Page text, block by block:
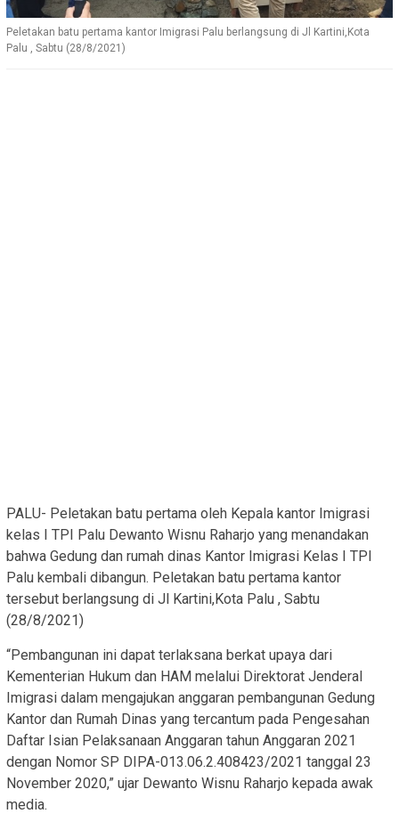
Peletakan batu pertama kantor Imigrasi Palu berlangsung di Jl Kartini,Kota
Palu , Sabtu (28/8/2021)
PALU- Peletakan batu pertama oleh Kepala kantor Imigrasi
kelas I TPI Palu Dewanto Wisnu Raharjo yang menandakan
bahwa Gedung dan rumah dinas Kantor Imigrasi Kelas I TPI
Palu kembali dibangun. Peletakan batu pertama kantor
tersebut berlangsung di Jl Kartini,Kota Palu , Sabtu
(28/8/2021)
“Pembangunan ini dapat terlaksana berkat upaya dari
Kementerian Hukum dan HAM melalui Direktorat Jenderal
Imigrasi dalam mengajukan anggaran pembangunan Gedung
Kantor dan Rumah Dinas yang tercantum pada Pengesahan
Daftar Isian Pelaksanaan Anggaran tahun Anggaran 2021
dengan Nomor SP DIPA-013.06.2.408423/2021 tanggal 23
November 2020,” ujar Dewanto Wisnu Raharjo kepada awak
media.